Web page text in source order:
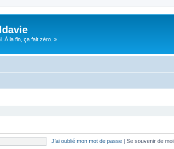
À la fin, ça fait zéro. »
J’ai oublié mon mot de passe | Se souvenir de moi